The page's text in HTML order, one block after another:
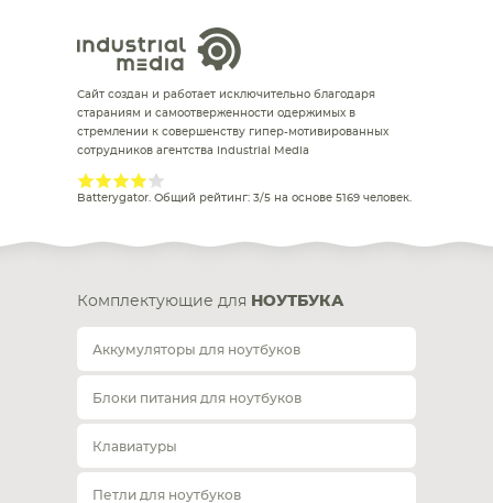
Сайт создан и работает исключительно благодаря
стараниям и самоотверженности одержимых в
стремлении к совершенству гипер-мотивированных
сотрудников агентства Industrial Media
Batterygator. Общий рейтинг: 3/5 на основе 5169 человек.
Комплектующие для НОУТБУКА
Аккумуляторы для ноутбуков
Блоки питания для ноутбуков
Клавиатуры
Петли для ноутбуков